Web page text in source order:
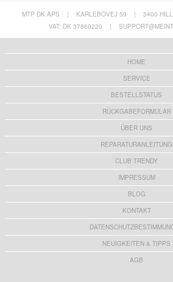
MTP DK APS | KARLEBOVEJ 59 | 3400
VAT: DK 37860220
|
HOME
SERVICE
BESTELLSTATUS
RÜCKGABEFORMULAR
ÜBER UNS
REPARATURANLEITUNG
CLUB TRENDY
IMPRESSUM
BLOG
KONTAKT
NEUIGKEITEN & TIPPS
AGB